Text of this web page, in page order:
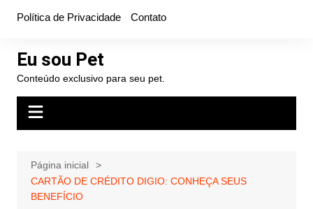
conteúdo
Política de Privacidade Contato
Eu sou Pet
Conteúdo exclusivo para seu pet.
Página inicial
CARTÃO DE CRÉDITO DIGIO: CONHEÇA SEUS
BENEFÍCIO